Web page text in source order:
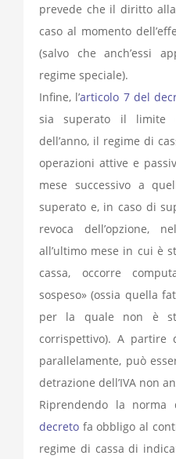
prevede che il diritto
caso al momento
(salvo che anch’essi
regime speciale).
Infine, l’articolo 7 del
sia superato il
dell’anno, il regime di
operazioni attive e
mese successivo a
superato e, in caso di
revoca dell’opzione,
all’ultimo mese in cui è
cassa, occorre
sospeso» (ossia quella
per la quale non è
corrispettivo). A partire
parallelamente, può
detrazione dell’IVA non
Riprendendo la norma
decreto fa obbligo al
regime di cassa di